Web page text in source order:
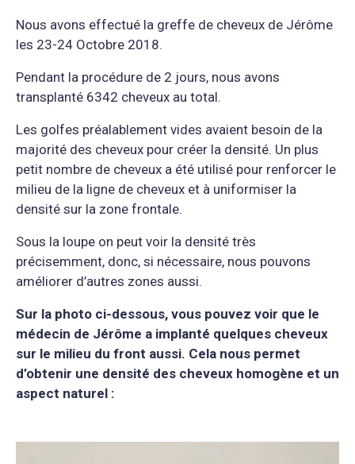
Nous avons effectué la greffe de cheveux de Jérôme
les 23-24 Octobre 2018.
Pendant la procédure de 2 jours, nous avons
transplanté 6342 cheveux au total.
Les golfes préalablement vides avaient besoin de la
majorité des cheveux pour créer la densité. Un plus
petit nombre de cheveux a été utilisé pour renforcer le
milieu de la ligne de cheveux et à uniformiser la
densité sur la zone frontale.
Sous la loupe on peut voir la densité très
précisemment, donc, si nécessaire, nous pouvons
améliorer d’autres zones aussi.
Sur la photo ci-dessous, vous pouvez voir que le
médecin de Jérôme a implanté quelques cheveux
sur le milieu du front aussi. Cela nous permet
d’obtenir une densité des cheveux homogène et un
aspect naturel :